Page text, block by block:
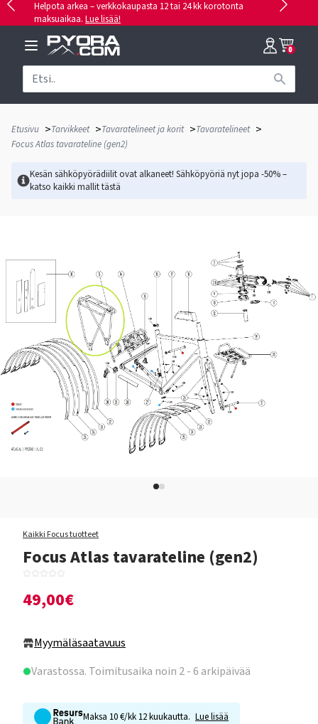
Helpota arkea – verkkokaupasta 12 tai 24 kk korotonta
maksuaikaa. Lue lisää!
0
Etusivu >Tarvikkeet >Tavaratelineet ja korit >Tavaratelineet >
Focus Atlas tavarateline (gen2)
Kesän sähköpyörädiilit ovat alkaneet! Sähköpyöriä nyt jopa -50% –
katso kaikki mallittästä
Kaikki Focus tuotteet
Focus Atlas tavarateline (gen2)
49,00€
Myymäläsaatavuus
Varastossa. Toimitusaika noin 2 - 6 arkipäivää
Maksa 10 €/kk 12 kuukautta. Lue lisää